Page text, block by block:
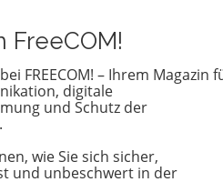
die ICO
Königreich,
für
des
hat.
darauf ab,
zu
nicht
einer
FreeCOM!
FREECOM! – Ihrem Magazin
digitale
und Schutz der
wie Sie sich sicher,
und unbeschwert in der